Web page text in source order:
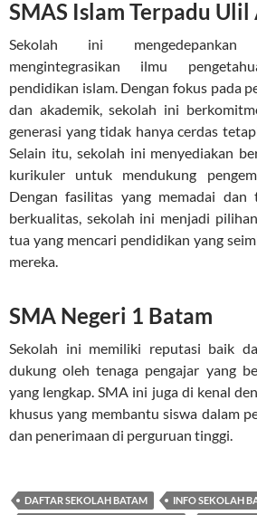
SMAS Islam Terpadu Ulil
Sekolah ini
mengintegrasikan ilmu
pendidikan islam. Dengan fokus pada
dan akademik, sekolah ini
generasi yang tidak hanya cerdas
Selain itu, sekolah ini menyediakan
kurikuler untuk mendukung
Dengan fasilitas yang memadai dan
berkualitas, sekolah ini menjadi
tua yang mencari pendidikan yang
mereka.
SMA Negeri 1 Batam
Sekolah ini memiliki reputasi baik
dukung oleh tenaga pengajar yang
yang lengkap. SMA ini juga di kenal
khusus yang membantu siswa dalam
dan penerimaan di perguruan tinggi.
DAFTAR SEKOLAH BATAM
INFO SEKOLAH